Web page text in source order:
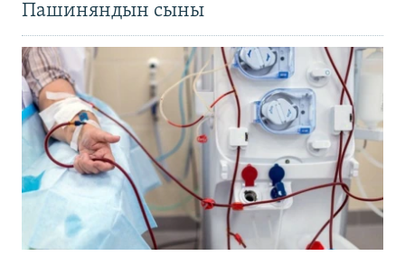
Пашиняндын сыны